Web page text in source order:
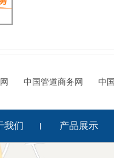
中国管道商务网 中
我们 产品展示